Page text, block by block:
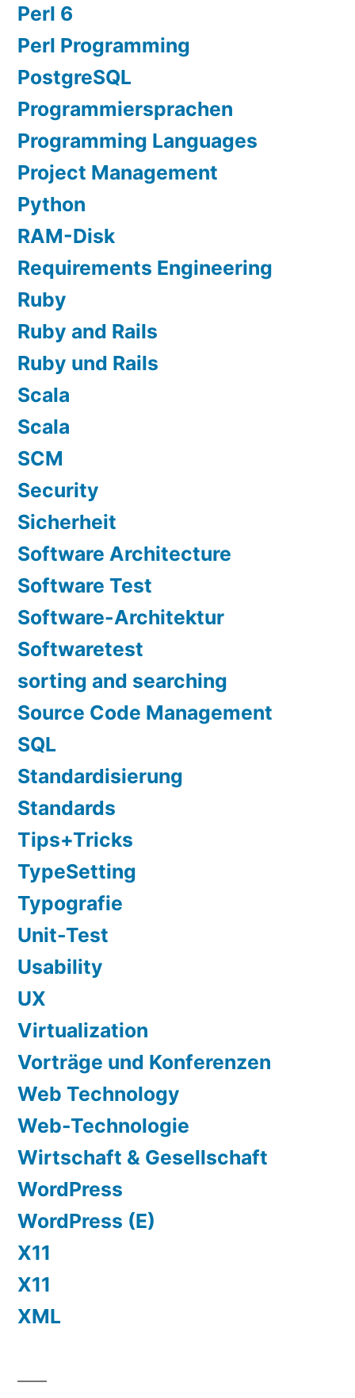
Perl 6
Perl Programming
PostgreSQL
Programmiersprachen
Programming Languages
Project Management
Python
RAM-Disk
Requirements Engineering
Ruby
Ruby and Rails
Ruby und Rails
Scala
Scala
SCM
Security
Sicherheit
Software Architecture
Software Test
Software-Architektur
Softwaretest
sorting and searching
Source Code Management
SQL
Standardisierung
Standards
Tips+Tricks
TypeSetting
Typografie
Unit-Test
Usability
UX
Virtualization
Vorträge und Konferenzen
Web Technology
Web-Technologie
Wirtschaft & Gesellschaft
WordPress
WordPress (E)
X11
X11
XML